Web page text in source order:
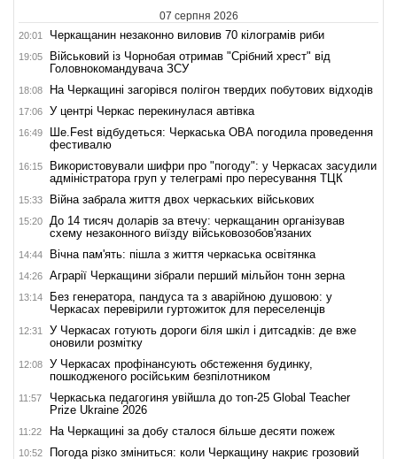
07 серпня 2026
20:01 Черкащанин незаконно виловив 70 кілограмів риби
19:05
Військовий із Чорнобая отримав "Срібний хрест" від
Головнокомандувача ЗСУ
18:08 На Черкащині загорівся полігон твердих побутових відходів
17:06 У центрі Черкас перекинулася автівка
16:49
Ше.Fest відбудеться: Черкаська ОВА погодила проведення
фестивалю
16:15
Використовували шифри про "погоду": у Черкасах засудили
адміністратора груп у телеграмі про пересування ТЦК
15:33 Війна забрала життя двох черкаських військових
15:20
До 14 тисяч доларів за втечу: черкащанин організував
схему незаконного виїзду військовозобов'язаних
14:44 Вічна пам'ять: пішла з життя черкаська освітянка
14:26 Аграрії Черкащини зібрали перший мільйон тонн зерна
13:14
Без генератора, пандуса та з аварійною душовою: у
Черкасах перевірили гуртожиток для переселенців
12:31
У Черкасах готують дороги біля шкіл і дитсадків: де вже
оновили розмітку
12:08
У Черкасах профінансують обстеження будинку,
пошкодженого російським безпілотником
11:57
Черкаська педагогиня увійшла до топ-25 Global Teacher
Prize Ukraine 2026
11:22 На Черкащині за добу сталося більше десяти пожеж
10:52
Погода різко зміниться: коли Черкащину накриє грозовий